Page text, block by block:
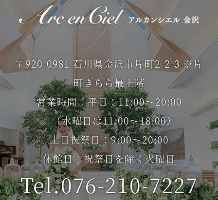
〒920-0981 石川県金沢市片町2-2-3 ※片
町きらら最上階
営業時間：平日：11:00～20:00
（水曜日は11:00～18:00）
土日祝祭日：9:00～20:00
休館日：祝祭日を除く火曜日
Tel.076-210-7227